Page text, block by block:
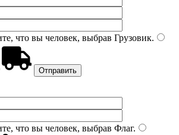
что вы человек, выбрав Грузовик.
что вы человек, выбрав Флаг.